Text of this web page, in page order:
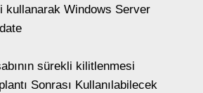
kullanarak Windows Server
sürekli kilitlenmesi
Sonrası Kullanılabilecek